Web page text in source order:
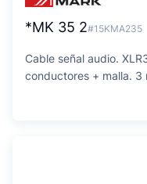
*MK 35 2#15KMA235
Cable señal audio.
conductores + malla. 3